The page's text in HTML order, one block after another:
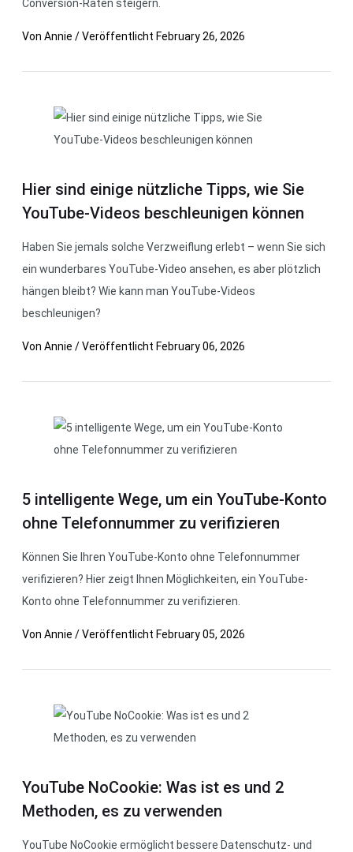
Conversion-Raten steigern.
Von Annie /Veröffentlicht February 26, 2026
Hier sind einige nützliche Tipps, wie Sie
YouTube-Videos beschleunigen können
Haben Sie jemals solche Verzweiflung erlebt – wenn Sie sich
ein wunderbares YouTube-Video ansehen, es aber plötzlich
hängen bleibt? Wie kann man YouTube-Videos
beschleunigen?
Von Annie /Veröffentlicht February 06, 2026
5 intelligente Wege, um ein YouTube-Konto
ohne Telefonnummer zu verifizieren
Können Sie Ihren YouTube-Konto ohne Telefonnummer
verifizieren? Hier zeigt Ihnen Möglichkeiten, ein YouTube-
Konto ohne Telefonnummer zu verifizieren.
Von Annie /Veröffentlicht February 05, 2026
YouTube NoCookie: Was ist es und 2
Methoden, es zu verwenden
YouTube NoCookie ermöglicht bessere Datenschutz- und